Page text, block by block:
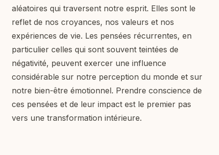
aléatoires qui traversent notre esprit. Elles sont le
reflet de nos croyances, nos valeurs et nos
expériences de vie. Les pensées récurrentes, en
particulier celles qui sont souvent teintées de
négativité, peuvent exercer une influence
considérable sur notre perception du monde et sur
notre bien-être émotionnel. Prendre conscience de
ces pensées et de leur impact est le premier pas
vers une transformation intérieure.